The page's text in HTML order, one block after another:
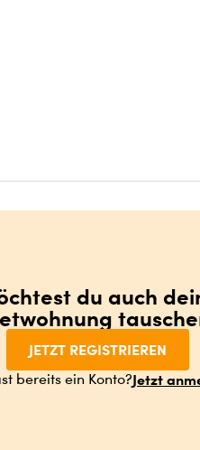
du auch
JETZT REGISTRIEREN
bereits ein Konto?Jetzt